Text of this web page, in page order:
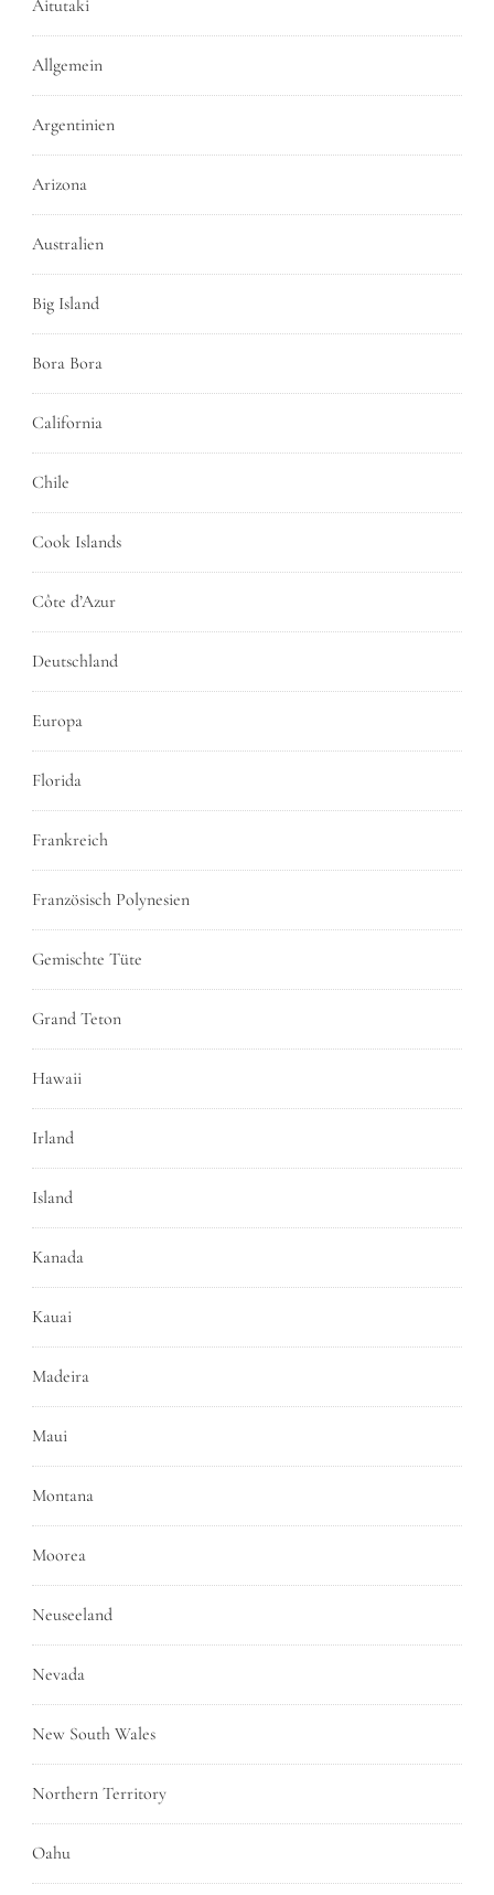
Aitutaki
Allgemein
Argentinien
Arizona
Australien
Big Island
Bora Bora
California
Chile
Cook Islands
Côte d’Azur
Deutschland
Europa
Florida
Frankreich
Französisch Polynesien
Gemischte Tüte
Grand Teton
Hawaii
Irland
Island
Kanada
Kauai
Madeira
Maui
Montana
Moorea
Neuseeland
Nevada
New South Wales
Northern Territory
Oahu